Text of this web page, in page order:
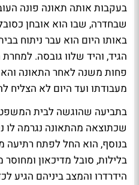
בעקבות אותה תאונה פונה
שבחדרה, שבו הוא אובחן
באותו היום הוא עבר ניתוח
הגיד, והיד שלוו גובסה.
פחות משנה לאחר התאונה
מעבודתו ועד היום לא
בתביעה שהוגשה לבית
שכתוצאה מהתאונה נגרמה לו
בנוסף, הוא החל לפתח רתיעה
בלילות, סובל מדיכאון
הידרדרו והמצב ביניהם הגיע